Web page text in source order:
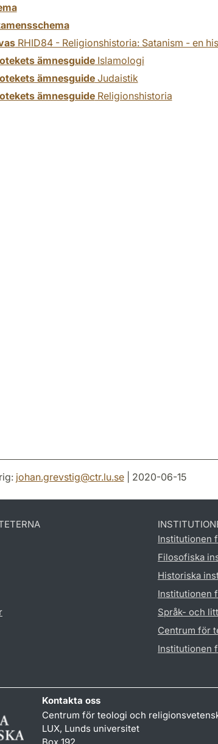
RHID84 - Religionshistoria: Satanism - en
ämnesguideIslamologi
ämnesguideJudaistik
ämnesguideReligionshistoria
johan.grevstig@ctr.lu.se| 2020-06-15
Institutionen
Filosofiska
Historiska
Institutionen
Språk- och
Centrum för
Institutionen
Kontakta oss
Centrum för teologi och
LUX, Lunds universitet